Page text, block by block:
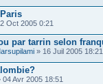
Oct 2005 0:21
par tarrin selon
» 16 Juil 2005 18:21
04 Avr 2005 18:51